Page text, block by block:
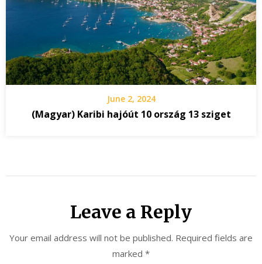
June 2, 2024
(Magyar) Karibi hajóút 10 ország 13 sziget
Leave a Reply
Your email address will not be published. Required fields are
marked *